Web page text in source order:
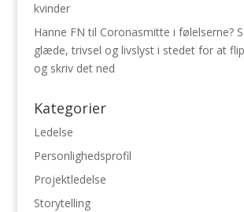
kvinder
Hanne FN til Coronasmitte i følelserne?
glæde, trivsel og livslyst i stedet for at
og skriv det ned
Kategorier
Ledelse
Personlighedsprofil
Projektledelse
Storytelling